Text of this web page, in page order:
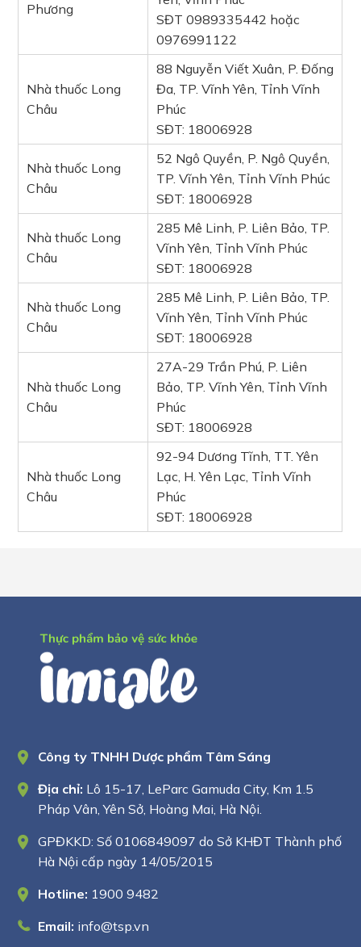
Phương
SĐT 0989335442 hoặc
0976991122
Nhà thuốc Long
Châu
88 Nguyễn Viết Xuân, P. Đống
Đa, TP. Vĩnh Yên, Tỉnh Vĩnh
Phúc
SĐT: 18006928
Nhà thuốc Long
Châu
52 Ngô Quyền, P. Ngô Quyền,
TP. Vĩnh Yên, Tỉnh Vĩnh Phúc
SĐT: 18006928
Nhà thuốc Long
Châu
285 Mê Linh, P. Liên Bảo, TP.
Vĩnh Yên, Tỉnh Vĩnh Phúc
SĐT: 18006928
Nhà thuốc Long
Châu
285 Mê Linh, P. Liên Bảo, TP.
Vĩnh Yên, Tỉnh Vĩnh Phúc
SĐT: 18006928
Nhà thuốc Long
Châu
27A-29 Trần Phú, P. Liên
Bảo, TP. Vĩnh Yên, Tỉnh Vĩnh
Phúc
SĐT: 18006928
Nhà thuốc Long
Châu
92-94 Dương Tĩnh, TT. Yên
Lạc, H. Yên Lạc, Tỉnh Vĩnh
Phúc
SĐT: 18006928
Công ty TNHH Dược phẩm Tâm Sáng
Địa chỉ: Lô 15-17, LeParc Gamuda City, Km 1.5
Pháp Vân, Yên Sở, Hoàng Mai, Hà Nội.
GPĐKKD: Số 0106849097 do Sở KHĐT Thành phố
Hà Nội cấp ngày 14/05/2015
Hotline: 1900 9482
Email: info@tsp.vn